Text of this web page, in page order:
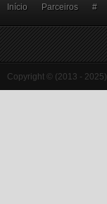
Início Parceiros #
Copyright © (2013 - 2025)